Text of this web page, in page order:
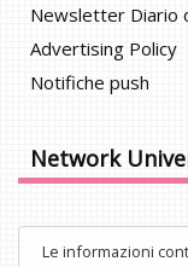
Newsletter Diario
Advertising Policy
Notifiche push
Network
Le informazioni